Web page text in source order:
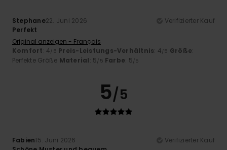
Stephane22. Juni 2026
Verifizierter Kauf
Perfekt
Original anzeigen - Français
Komfort: 4/5 Preis-Leistungs-Verhältnis: 4/5 Größe:
Perfekte Größe Material: 5/5 Farbe: 5/5
5/5
Fabien15. Juni 2026
Verifizierter Kauf